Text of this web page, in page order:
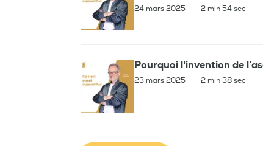
24 mars 2025 2 min 54 sec
Pourquoi l'invention de
23 mars 2025 2 min 38 sec